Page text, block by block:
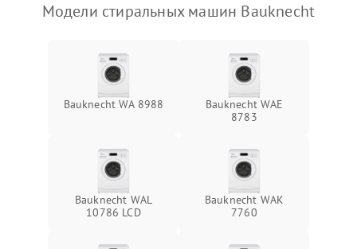
Модели стиральных машин Bauknecht
Bauknecht WA 8988
Bauknecht WAE
8783
Bauknecht WAL
10786 LCD
Bauknecht WAK
7760